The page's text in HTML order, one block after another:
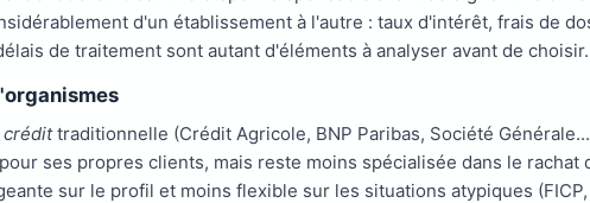
d'un établissement à l'autre : taux d'intérêt, frais de
de traitement sont autant d'éléments à analyser avant de choisir.
crédittraditionnelle (Crédit Agricole, BNP Paribas, Société
ses propres clients, mais reste moins spécialisée dans le rachat
sur le profil et moins flexible sur les situations atypiques